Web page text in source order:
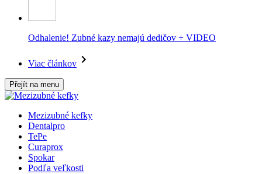
Odhalenie! Zubné kazy nemajú dedičov + VIDEO
Viac článkov
Přejít na menu
Mezizubné kefky
Dentalpro
TePe
Curaprox
Spokar
Podľa veľkosti